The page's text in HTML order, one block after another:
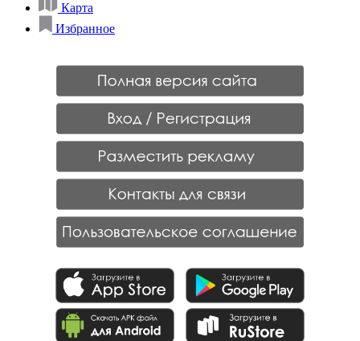
Карта
Избранное